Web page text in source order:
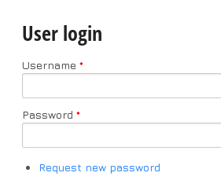
User login
Username *
Password *
Request new password